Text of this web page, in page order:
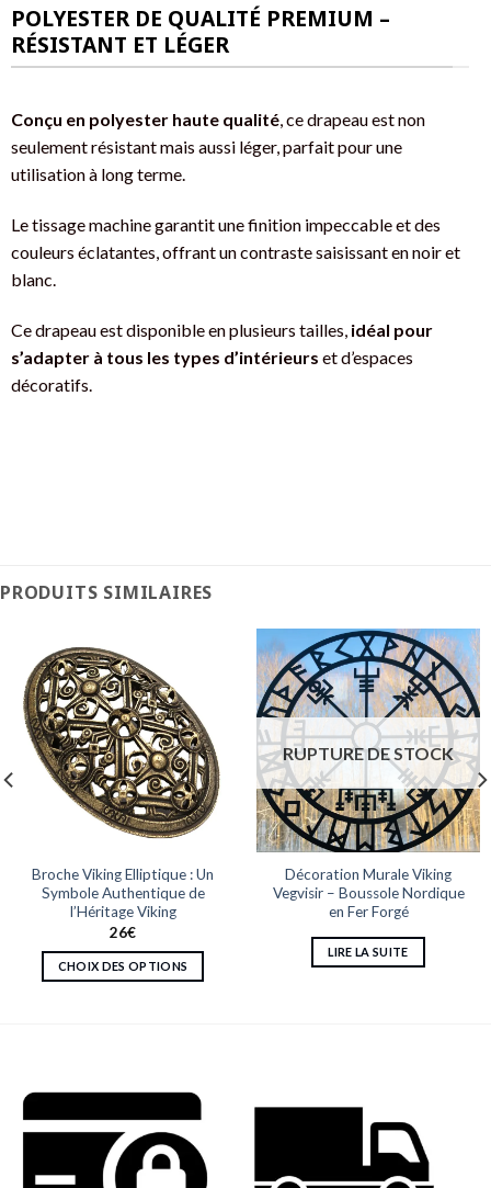
POLYESTER DE QUALITÉ PREMIUM –
RÉSISTANT ET LÉGER
Conçu en polyester haute qualité, ce drapeau est non
seulement résistant mais aussi léger, parfait pour une
utilisation à long terme.
Le tissage machine garantit une finition impeccable et des
couleurs éclatantes, offrant un contraste saisissant en noir et
blanc.
Ce drapeau est disponible en plusieurs tailles, idéal pour
s’adapter à tous les types d’intérieurs et d’espaces
décoratifs.
PRODUITS SIMILAIRES
Broche Viking Elliptique : Un
Symbole Authentique de
l’Héritage Viking
26€
CHOIX DES OPTIONS
options
peuvent
être
RUPTURE DE STOCK
Décoration Murale Viking
Vegvisir – Boussole Nordique
en Fer Forgé
LIRE LA SUITE